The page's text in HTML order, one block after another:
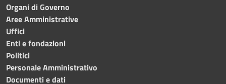
Organi di Governo
Aree Amministrative
Uffici
Enti e fondazioni
Politici
Personale Amministrativo
Documenti e dati